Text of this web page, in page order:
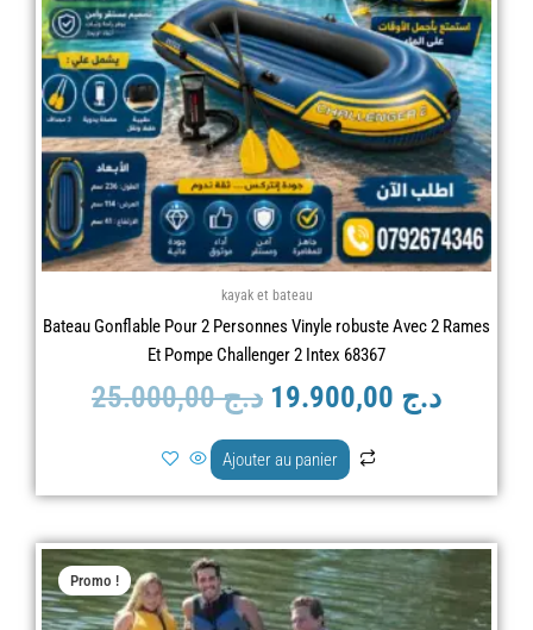
kayak et bateau
Bateau Gonflable Pour 2 Personnes Vinyle robuste Avec 2 Rames
Et Pompe Challenger 2 Intex 68367
د.ج25.000,00 د.ج
Ajouter au panier
Promo !
Le
prix
Le
prix